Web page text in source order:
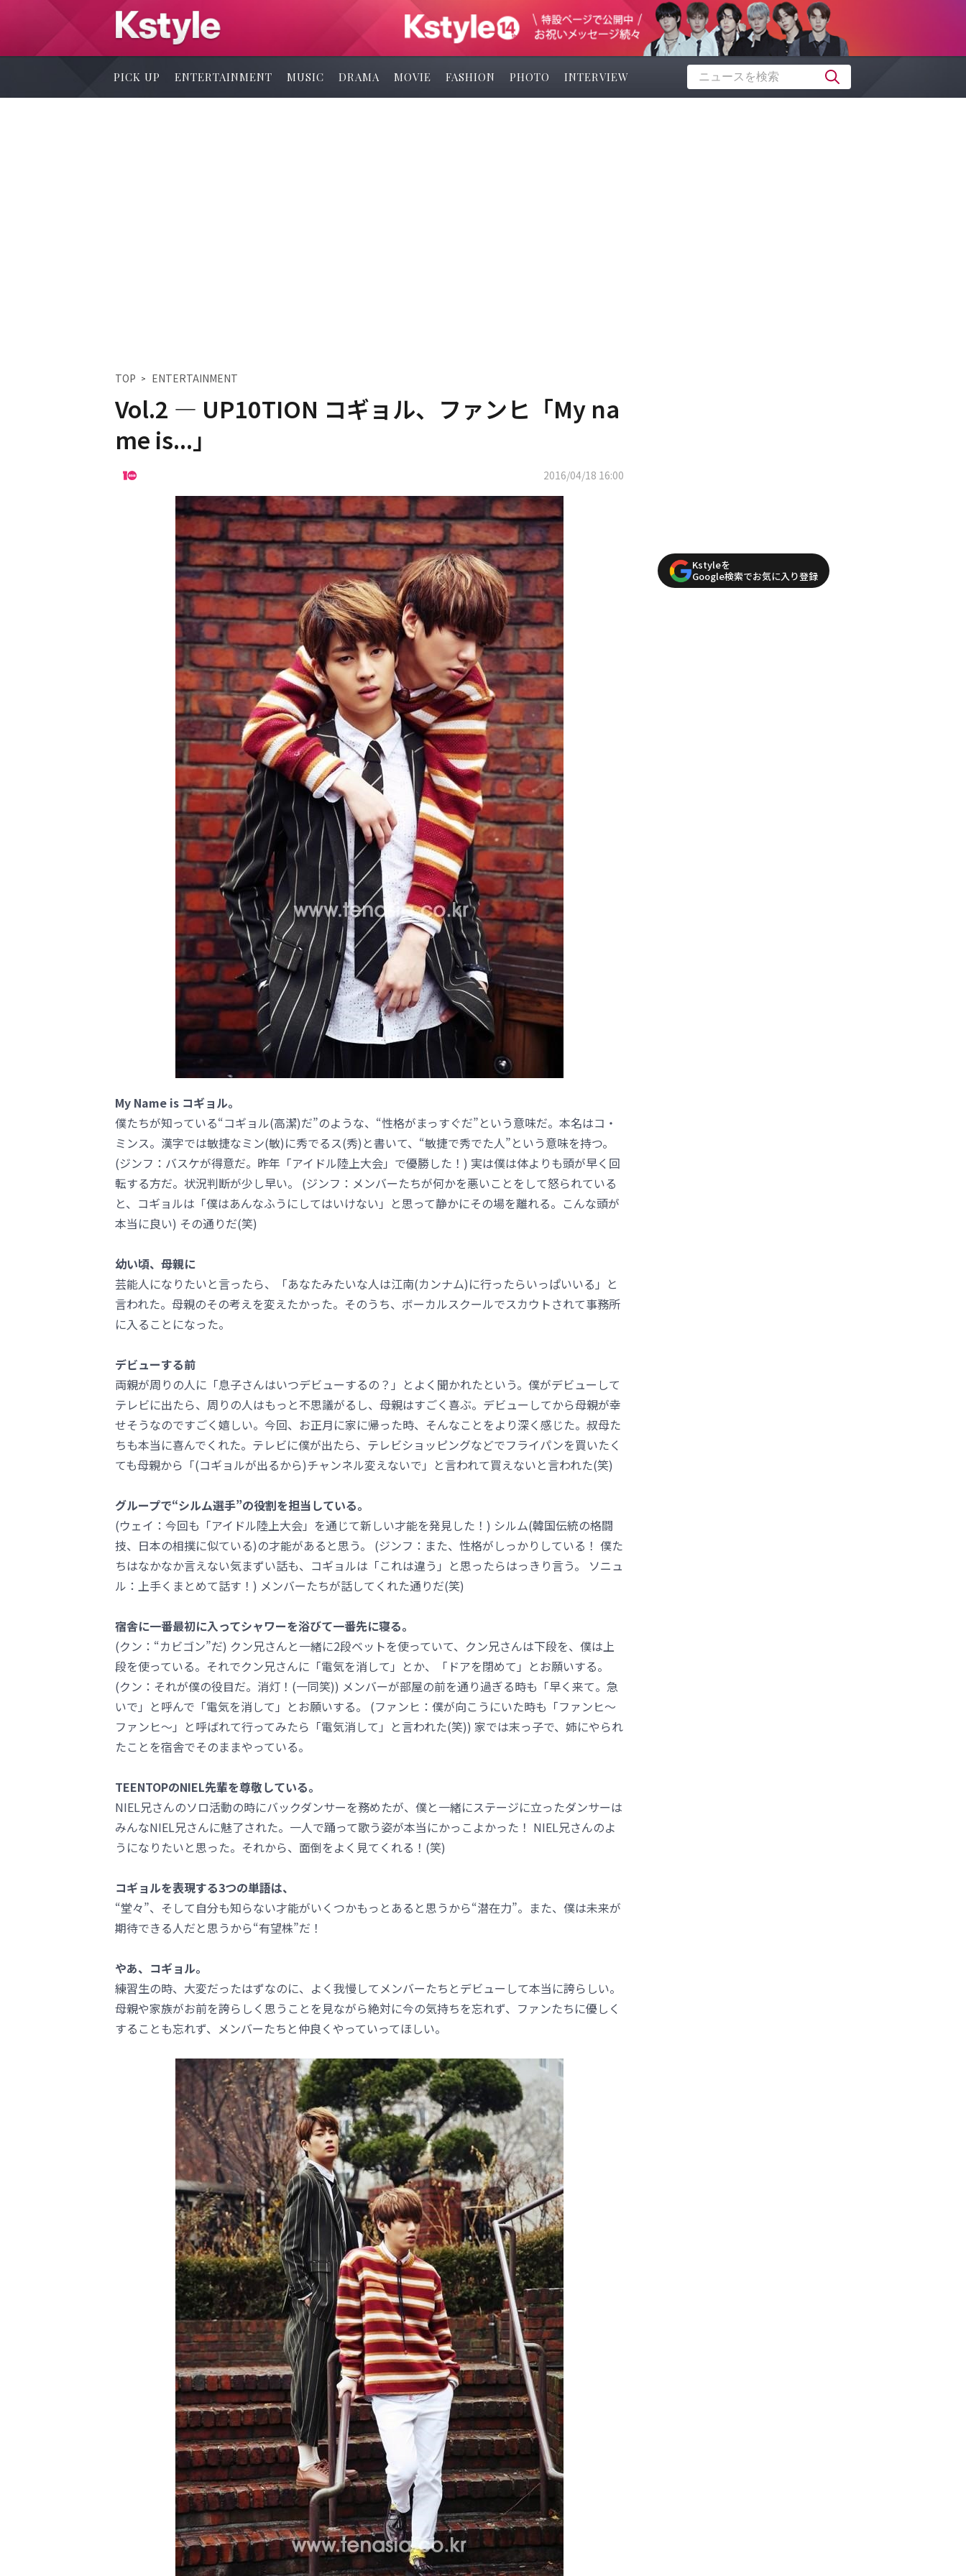
PICK UP ENTERTAINMENT MUSIC DRAMA MOVIE FASHION PHOTO INTERVIEW
TOP ENTERTAINMENT
Vol.2 ― UP10TION コギョル、ファンヒ「My na
me is...」
2016/04/18 16:00
My Name is コギョル。
僕たちが知っている“コギョル(高潔)だ”のような、“性格がまっすぐだ”という意味だ。本名はコ・
ミンス。漢字では敏捷なミン(敏)に秀でるス(秀)と書いて、“敏捷で秀でた人”という意味を持つ。
(ジンフ：バスケが得意だ。昨年「アイドル陸上大会」で優勝した！) 実は僕は体よりも頭が早く回
転する方だ。状況判断が少し早い。 (ジンフ：メンバーたちが何かを悪いことをして怒られている
と、コギョルは「僕はあんなふうにしてはいけない」と思って静かにその場を離れる。こんな頭が
本当に良い) その通りだ(笑)
幼い頃、母親に
芸能人になりたいと言ったら、「あなたみたいな人は江南(カンナム)に行ったらいっぱいいる」と
言われた。母親のその考えを変えたかった。そのうち、ボーカルスクールでスカウトされて事務所
に入ることになった。
デビューする前
両親が周りの人に「息子さんはいつデビューするの？」とよく聞かれたという。僕がデビューして
テレビに出たら、周りの人はもっと不思議がるし、母親はすごく喜ぶ。デビューしてから母親が幸
せそうなのですごく嬉しい。今回、お正月に家に帰った時、そんなことをより深く感じた。叔母た
ちも本当に喜んでくれた。テレビに僕が出たら、テレビショッピングなどでフライパンを買いたく
ても母親から「(コギョルが出るから)チャンネル変えないで」と言われて買えないと言われた(笑)
グループで“シルム選手”の役割を担当している。
(ウェイ：今回も「アイドル陸上大会」を通じて新しい才能を発見した！) シルム(韓国伝統の格闘
技、日本の相撲に似ている)の才能があると思う。 (ジンフ：また、性格がしっかりしている！ 僕た
ちはなかなか言えない気まずい話も、コギョルは「これは違う」と思ったらはっきり言う。 ソニュ
ル：上手くまとめて話す！) メンバーたちが話してくれた通りだ(笑)
宿舎に一番最初に入ってシャワーを浴びて一番先に寝る。
(クン：“カビゴン”だ) クン兄さんと一緒に2段ベットを使っていて、クン兄さんは下段を、僕は上
段を使っている。それでクン兄さんに「電気を消して」とか、「ドアを閉めて」とお願いする。
(クン：それが僕の役目だ。消灯！(一同笑)) メンバーが部屋の前を通り過ぎる時も「早く来て。急
いで」と呼んで「電気を消して」とお願いする。 (ファンヒ：僕が向こうにいた時も「ファンヒ～
ファンヒ～」と呼ばれて行ってみたら「電気消して」と言われた(笑)) 家では末っ子で、姉にやられ
たことを宿舎でそのままやっている。
TEENTOPのNIEL先輩を尊敬している。
NIEL兄さんのソロ活動の時にバックダンサーを務めたが、僕と一緒にステージに立ったダンサーは
みんなNIEL兄さんに魅了された。一人で踊って歌う姿が本当にかっこよかった！ NIEL兄さんのよ
うになりたいと思った。それから、面倒をよく見てくれる！(笑)
コギョルを表現する3つの単語は、
“堂々”、そして自分も知らない才能がいくつかもっとあると思うから“潜在力”。また、僕は未来が
期待できる人だと思うから“有望株”だ！
やあ、コギョル。
練習生の時、大変だったはずなのに、よく我慢してメンバーたちとデビューして本当に誇らしい。
母親や家族がお前を誇らしく思うことを見ながら絶対に今の気持ちを忘れず、ファンたちに優しく
することも忘れず、メンバーたちと仲良くやっていってほしい。
Kstyleを
Google検索でお気に入り登録